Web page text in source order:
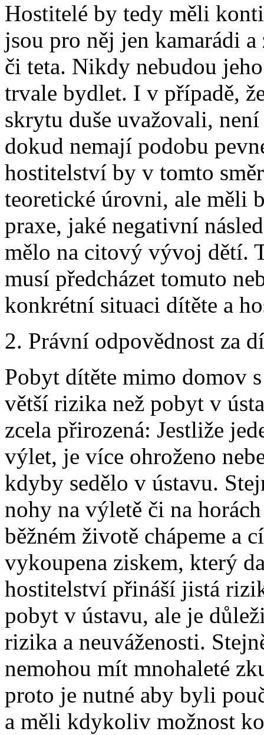
Hostitelé by tedy měli
jsou pro něj jen kamarádi
či teta. Nikdy nebudou
trvale bydlet. I v případě,
skrytu duše uvažovali,
dokud nemají podobu
hostitelství by v tomto
teoretické úrovni, ale měli
praxe, jaké negativní
mělo na citový vývoj dětí.
musí předcházet tomuto
konkrétní situaci dítěte a
2. Právní odpovědnost za
Pobyt dítěte mimo domov
větší rizika než pobyt v
zcela přirozená: Jestliže
výlet, je více ohroženo
kdyby sedělo v ústavu.
nohy na výletě či na
běžném životě chápeme a
vykoupena ziskem, který
hostitelství přináší jistá
pobyt v ústavu, ale je
rizika a neuváženosti.
nemohou mít mnohaleté
proto je nutné aby byli
a měli kdykoliv možnost